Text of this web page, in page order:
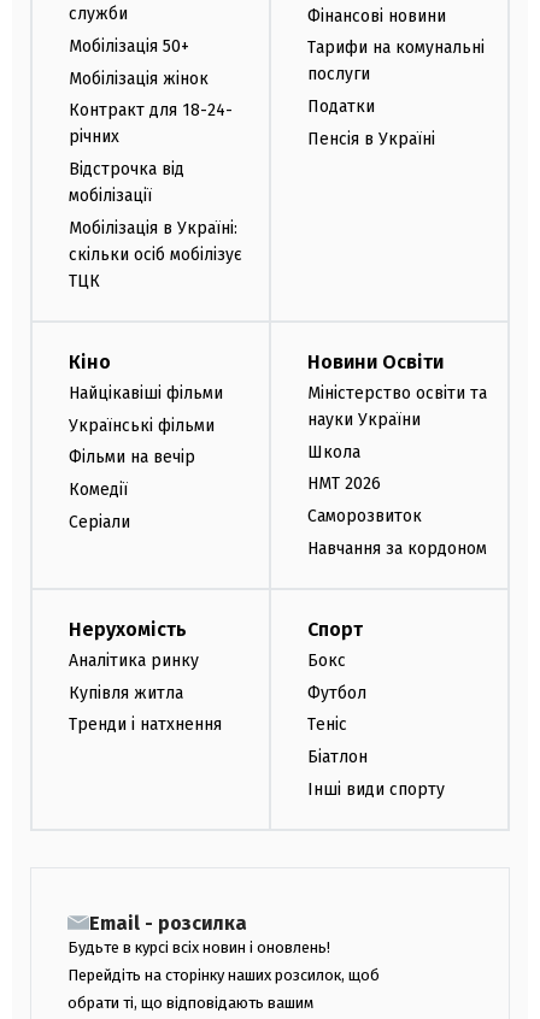
служби
Мобілізація 50+
Мобілізація жінок
Контракт для 18-24-
річних
Відстрочка від
мобілізації
Мобілізація в Україні:
скільки осіб мобілізує
ТЦК
Фінансові новини
Тарифи на комунальні
послуги
Податки
Пенсія в Україні
Кіно
Найцікавіші фільми
Українські фільми
Фільми на вечір
Комедії
Серіали
Новини Освіти
Міністерство освіти та
науки України
Школа
НМТ 2026
Саморозвиток
Навчання за кордоном
Нерухомість
Аналітика ринку
Купівля житла
Тренди і натхнення
Спорт
Бокс
Футбол
Теніс
Біатлон
Інші види спорту
Email - розсилка
Будьте в курсі всіх новин і оновлень!
Перейдіть на сторінку наших розсилок, щоб
обрати ті, що відповідають вашим